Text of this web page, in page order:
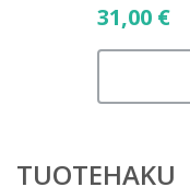
31,00 €
TUOTEHAKU